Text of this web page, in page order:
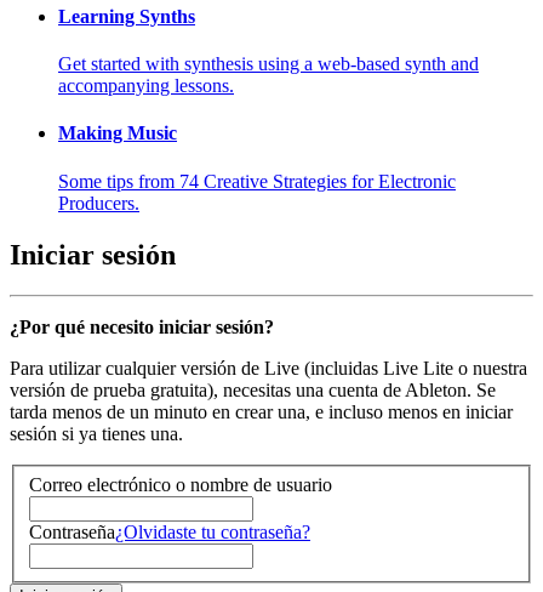
Learning Synths
Get started with synthesis using a web-based synth and
accompanying lessons.
Making Music
Some tips from 74 Creative Strategies for Electronic
Producers.
Iniciar sesión
¿Por qué necesito iniciar sesión?
Para utilizar cualquier versión de Live (incluidas Live Lite o nuestra
versión de prueba gratuita), necesitas una cuenta de Ableton. Se
tarda menos de un minuto en crear una, e incluso menos en iniciar
sesión si ya tienes una.
Correo electrónico o nombre de usuario
Contraseña¿Olvidaste tu contraseña?